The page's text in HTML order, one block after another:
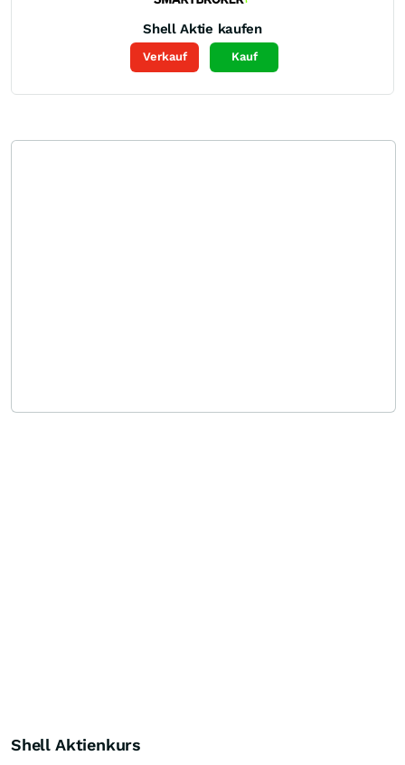
Shell Aktie kaufen
Verkauf Kauf
Shell Aktienkurs